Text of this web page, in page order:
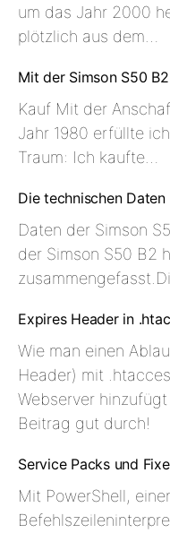
um das Jahr 2000
plötzlich aus dem…
Mit der Simson S50
Kauf Mit der
Jahr 1980 erfüllte
Traum: Ich kaufte…
Die technischen
Daten der Simson
der Simson S50 B2
Expires Header in
Wie man einen
Header) mit
Webserver
Beitrag gut durch!
Service Packs und
Mit PowerShell,